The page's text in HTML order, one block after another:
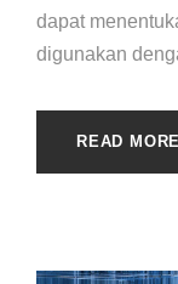
dapat
digunakan
READ MORE